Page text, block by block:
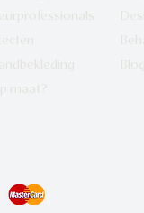
maat?
Blog